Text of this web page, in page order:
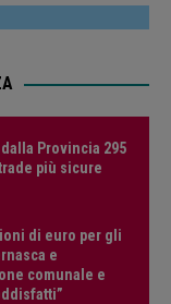
Provincia 295
più sicure
di euro per gli
e
comunale e